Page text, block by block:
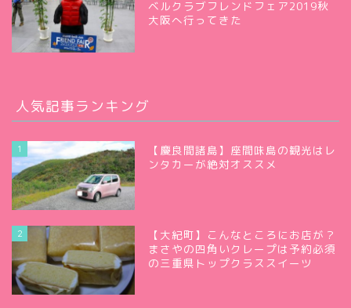
ベルクラブフレンドフェア2019秋
大阪へ行ってきた
人気記事ランキング
1
【慶良間諸島】座間味島の観光はレ
ンタカーが絶対オススメ
2
【大紀町】こんなところにお店が？
まさやの四角いクレープは予約必須
の三重県トップクラススイーツ